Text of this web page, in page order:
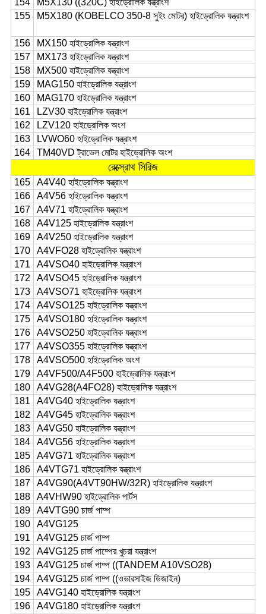
154
M5X130 ((320C) হাইড্রোলিক যন্ত্রাংশ
155
M5X180 (KOBELCO 350-8 সুইং মোটর) হাইড্রোলিক যন্ত্রাংশ
156
MX150 হাইড্রোলিক যন্ত্রাংশ
157
MX173 হাইড্রোলিক যন্ত্রাংশ
158
MX500 হাইড্রোলিক যন্ত্রাংশ
159
MAG150 হাইড্রোলিক যন্ত্রাংশ
160
MAG170 হাইড্রোলিক যন্ত্রাংশ
161
LZV30 হাইড্রোলিক যন্ত্রাংশ
162
LZV120 হাইড্রোলিক অংশ
163
LVWO60 হাইড্রোলিক যন্ত্রাংশ
164
TM40VD ট্রাভেল মোটর হাইড্রোলিক অংশ
রেক্স্রোথ সিরিজ
165
A4V40 হাইড্রোলিক যন্ত্রাংশ
166
A4V56 হাইড্রোলিক যন্ত্রাংশ
167
A4V71 হাইড্রোলিক যন্ত্রাংশ
168
A4V125 হাইড্রোলিক যন্ত্রাংশ
169
A4V250 হাইড্রোলিক যন্ত্রাংশ
170
A4VFO28 হাইড্রোলিক যন্ত্রাংশ
171
A4VSO40 হাইড্রোলিক যন্ত্রাংশ
172
A4VSO45 হাইড্রোলিক যন্ত্রাংশ
173
A4VSO71 হাইড্রোলিক যন্ত্রাংশ
174
A4VSO125 হাইড্রোলিক যন্ত্রাংশ
175
A4VSO180 হাইড্রোলিক যন্ত্রাংশ
176
A4VSO250 হাইড্রোলিক যন্ত্রাংশ
177
A4VSO355 হাইড্রোলিক যন্ত্রাংশ
178
A4VSO500 হাইড্রোলিক অংশ
179
A4VF500/A4F500 হাইড্রোলিক যন্ত্রাংশ
180
A4VG28(A4FO28) হাইড্রোলিক যন্ত্রাংশ
181
A4VG40 হাইড্রোলিক যন্ত্রাংশ
182
A4VG45 হাইড্রোলিক যন্ত্রাংশ
183
A4VG50 হাইড্রোলিক যন্ত্রাংশ
184
A4VG56 হাইড্রোলিক যন্ত্রাংশ
185
A4VG71 হাইড্রোলিক যন্ত্রাংশ
186
A4VTG71 হাইড্রোলিক যন্ত্রাংশ
187
A4VG90(A4VT90HW/32R) হাইড্রোলিক যন্ত্রাংশ
188
A4VHW90 হাইড্রোলিক পার্টস
189
A4VTG90 চার্জ পাম্প
190
A4VG125
191
A4VG125 চার্জ পাম্প
192
A4VG125 চার্জ পাম্পের খুচরা যন্ত্রাংশ
193
A4VG125 চার্জ পাম্প ((TANDEM A10VSO28)
194
A4VG125 চার্জ পাম্প ((ওভারসাইজ ডিজাইন)
195
A4VG140 হাইড্রোলিক যন্ত্রাংশ
196
A4VG180 হাইড্রোলিক যন্ত্রাংশ